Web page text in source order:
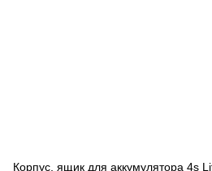
Корпус, ящик для аккумулятора 4s